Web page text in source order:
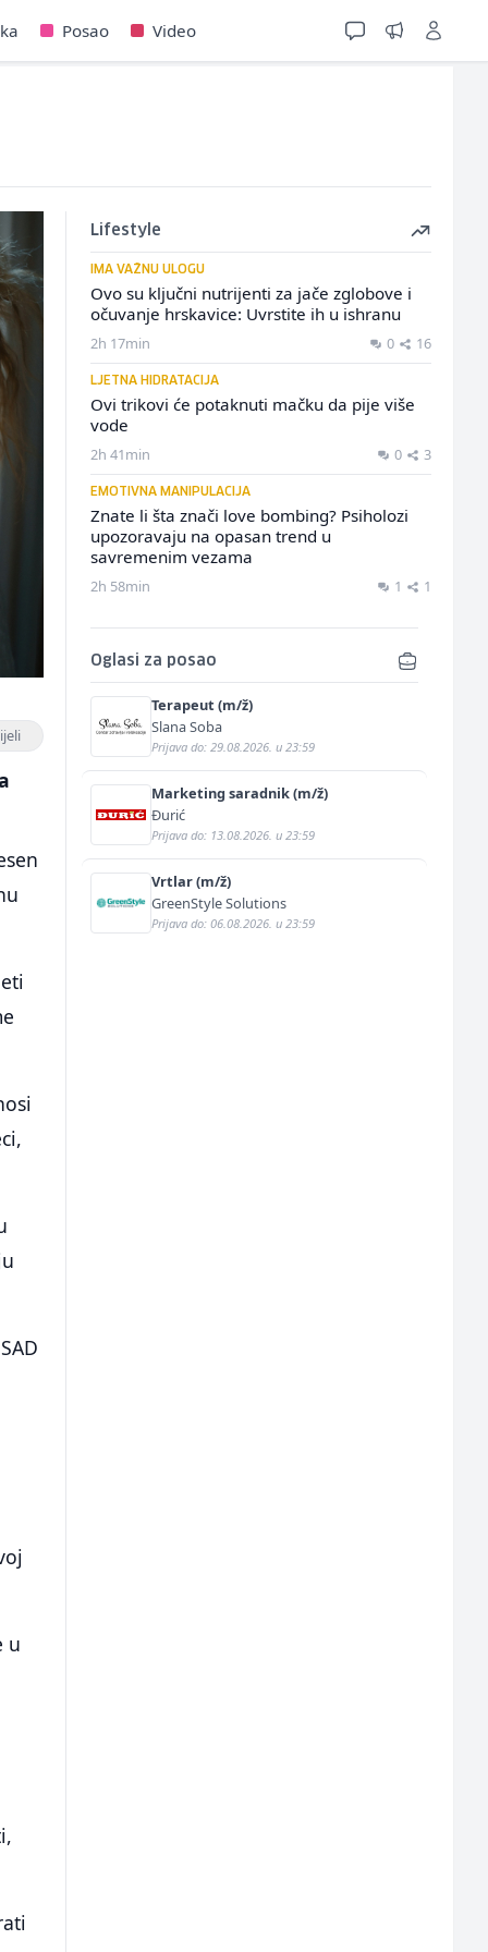
Posao Video
u
Lifestyle
IMA VAŽNU ULOGU
Ovo su ključni nutrijenti za jače zglobove i
očuvanje hrskavice: Uvrstite ih u ishranu
2h 17min 0 16
LJETNA HIDRATACIJA
Ovi trikovi će potaknuti mačku da pije više
vode
2h 41min 0 3
EMOTIVNA MANIPULACIJA
Znate li šta znači love bombing? Psiholozi
upozoravaju na opasan trend u
savremenim vezama
2h 58min 1 1
Oglasi za posao
Terapeut (m/ž)
Slana Soba
Prijava do: 29.08.2026. u 23:59
Marketing saradnik (m/ž)
Đurić
Prijava do: 13.08.2026. u 23:59
Vrtlar (m/ž)
GreenStyle Solutions
Prijava do: 06.08.2026. u 23:59